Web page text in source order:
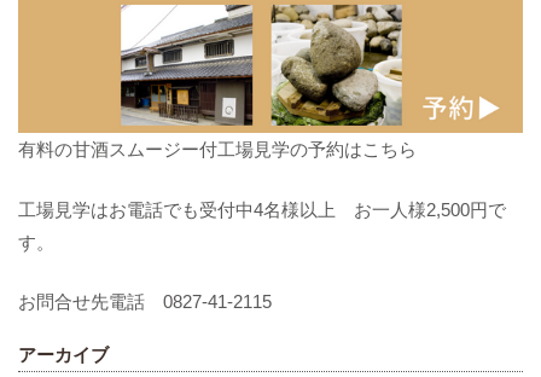
有料の甘酒スムージー付工場見学の予約はこちら
工場見学はお電話でも受付中4名様以上 お一人様2,500円で
す。
お問合せ先電話 0827-41-2115
アーカイブ